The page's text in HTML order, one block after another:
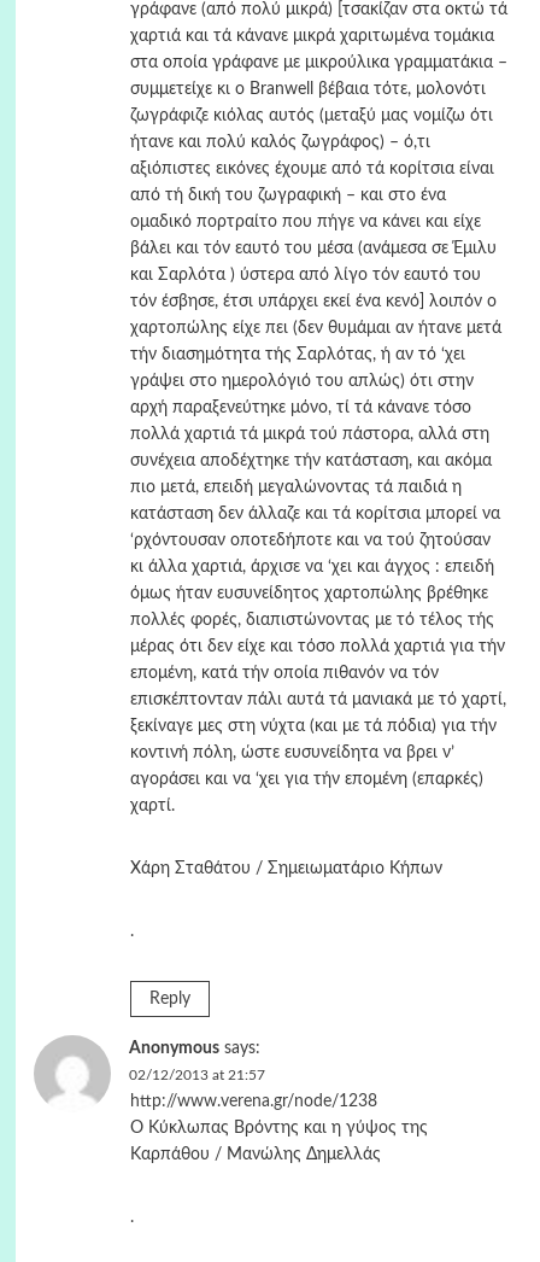
γράφανε (από πολύ μικρά) [τσακίζαν στα οκτώ τά
χαρτιά και τά κάνανε μικρά χαριτωμένα τομάκια
στα οποία γράφανε με μικρούλικα γραμματάκια –
συμμετείχε κι ο Βranwell βέβαια τότε, μολονότι
ζωγράφιζε κιόλας αυτός (μεταξύ μας νομίζω ότι
ήτανε και πολύ καλός ζωγράφος) – ό,τι
αξιόπιστες εικόνες έχουμε από τά κορίτσια είναι
από τή δική του ζωγραφική – και στο ένα
ομαδικό πορτραίτο που πήγε να κάνει και είχε
βάλει και τόν εαυτό του μέσα (ανάμεσα σε Έμιλυ
και Σαρλότα ) ύστερα από λίγο τόν εαυτό του
τόν έσβησε, έτσι υπάρχει εκεί ένα κενό] λοιπόν ο
χαρτοπώλης είχε πει (δεν θυμάμαι αν ήτανε μετά
τήν διασημότητα τής Σαρλότας, ή αν τό ‘χει
γράψει στο ημερολόγιό του απλώς) ότι στην
αρχή παραξενεύτηκε μόνο, τί τά κάνανε τόσο
πολλά χαρτιά τά μικρά τού πάστορα, αλλά στη
συνέχεια αποδέχτηκε τήν κατάσταση, και ακόμα
πιο μετά, επειδή μεγαλώνοντας τά παιδιά η
κατάσταση δεν άλλαζε και τά κορίτσια μπορεί να
‘ρχόντουσαν οποτεδήποτε και να τού ζητούσαν
κι άλλα χαρτιά, άρχισε να ‘χει και άγχος : επειδή
όμως ήταν ευσυνείδητος χαρτοπώλης βρέθηκε
πολλές φορές, διαπιστώνοντας με τό τέλος τής
μέρας ότι δεν είχε και τόσο πολλά χαρτιά για τήν
επομένη, κατά τήν οποία πιθανόν να τόν
επισκέπτονταν πάλι αυτά τά μανιακά με τό χαρτί,
ξεκίναγε μες στη νύχτα (και με τά πόδια) για τήν
κοντινή πόλη, ώστε ευσυνείδητα να βρει ν’
αγοράσει και να ‘χει για τήν επομένη (επαρκές)
χαρτί.
Χάρη Σταθάτου / Σημειωματάριο Κήπων
.
Reply
Anonymous says:
02/12/2013 at 21:57
http://www.verena.gr/node/1238
Ο Κύκλωπας Βρόντης και η γύψος της
Καρπάθου / Μανώλης Δημελλάς
.